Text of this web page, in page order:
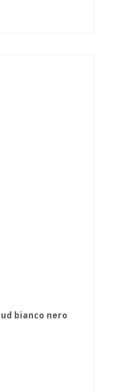
bianco nero